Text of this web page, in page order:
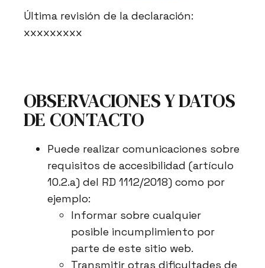
Última revisión de la declaración:
xxxxxxxxx
OBSERVACIONES Y DATOS
DE CONTACTO
Puede realizar comunicaciones sobre
requisitos de accesibilidad (artículo
10.2.a) del RD 1112/2018) como por
ejemplo:
Informar sobre cualquier
posible incumplimiento por
parte de este sitio web.
Transmitir otras dificultades de